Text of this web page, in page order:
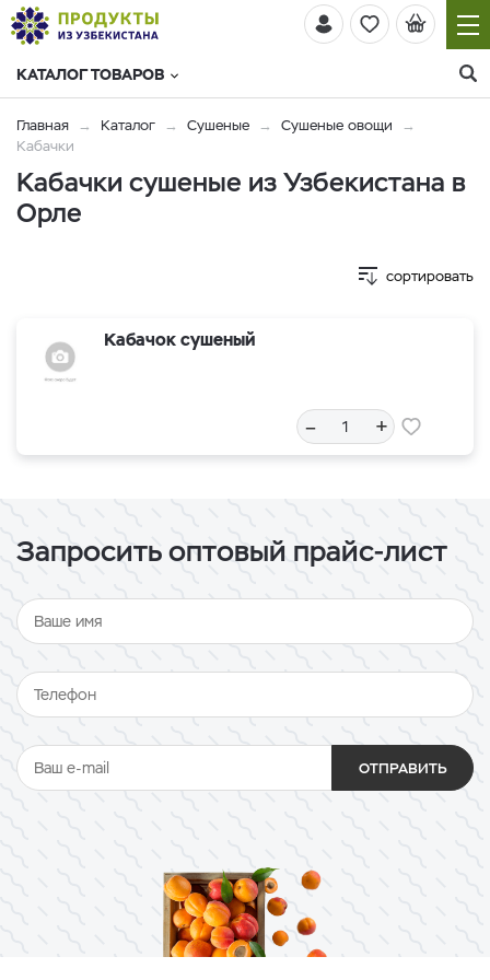
КАТАЛОГ ТОВАРОВ
Главная Каталог Сушеные
Сушеные овощи
Кабачки
Кабачки сушеные из Узбекистана в
Орле
сортировать
Кабачок сушеный
– +
Запросить оптовый прайс-лист
ОТПРАВИТЬ